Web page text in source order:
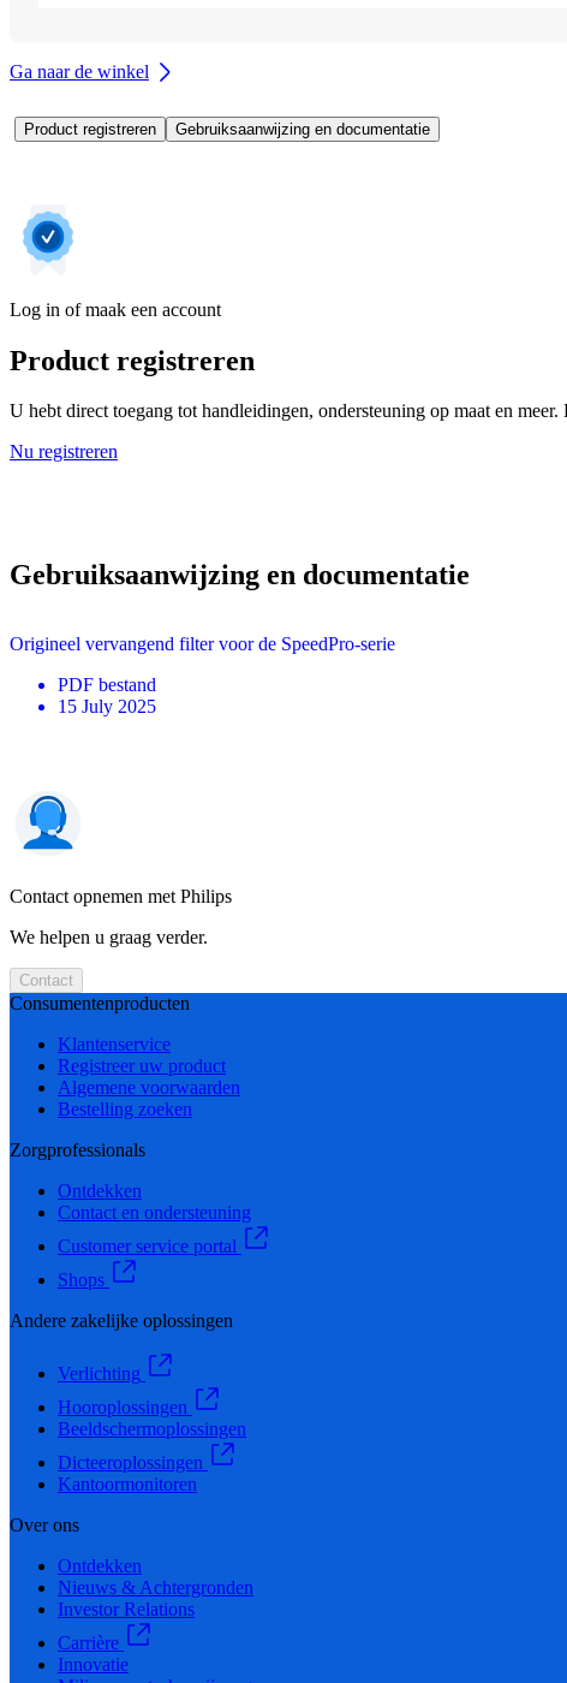
Ga naar de winkel
Product registreren Gebruiksaanwijzing en documentatie
Log in of maak een account
Product registreren
U hebt direct toegang tot handleidingen, ondersteuning op maat en
Nu registreren
Gebruiksaanwijzing en documentatie
Origineel vervangend filter voor de SpeedPro-serie
PDF bestand
15 July 2025
Contact opnemen met Philips
We helpen u graag verder.
Contact
Consumentenproducten
Klantenservice
Registreer uw product
Algemene voorwaarden
Bestelling zoeken
Zorgprofessionals
Ontdekken
Contact en ondersteuning
Customer service portal
Shops
Andere zakelijke oplossingen
Verlichting
Hooroplossingen
Beeldschermoplossingen
Dicteeroplossingen
Kantoormonitoren
Over ons
Ontdekken
Nieuws & Achtergronden
Investor Relations
Carrière
Innovatie